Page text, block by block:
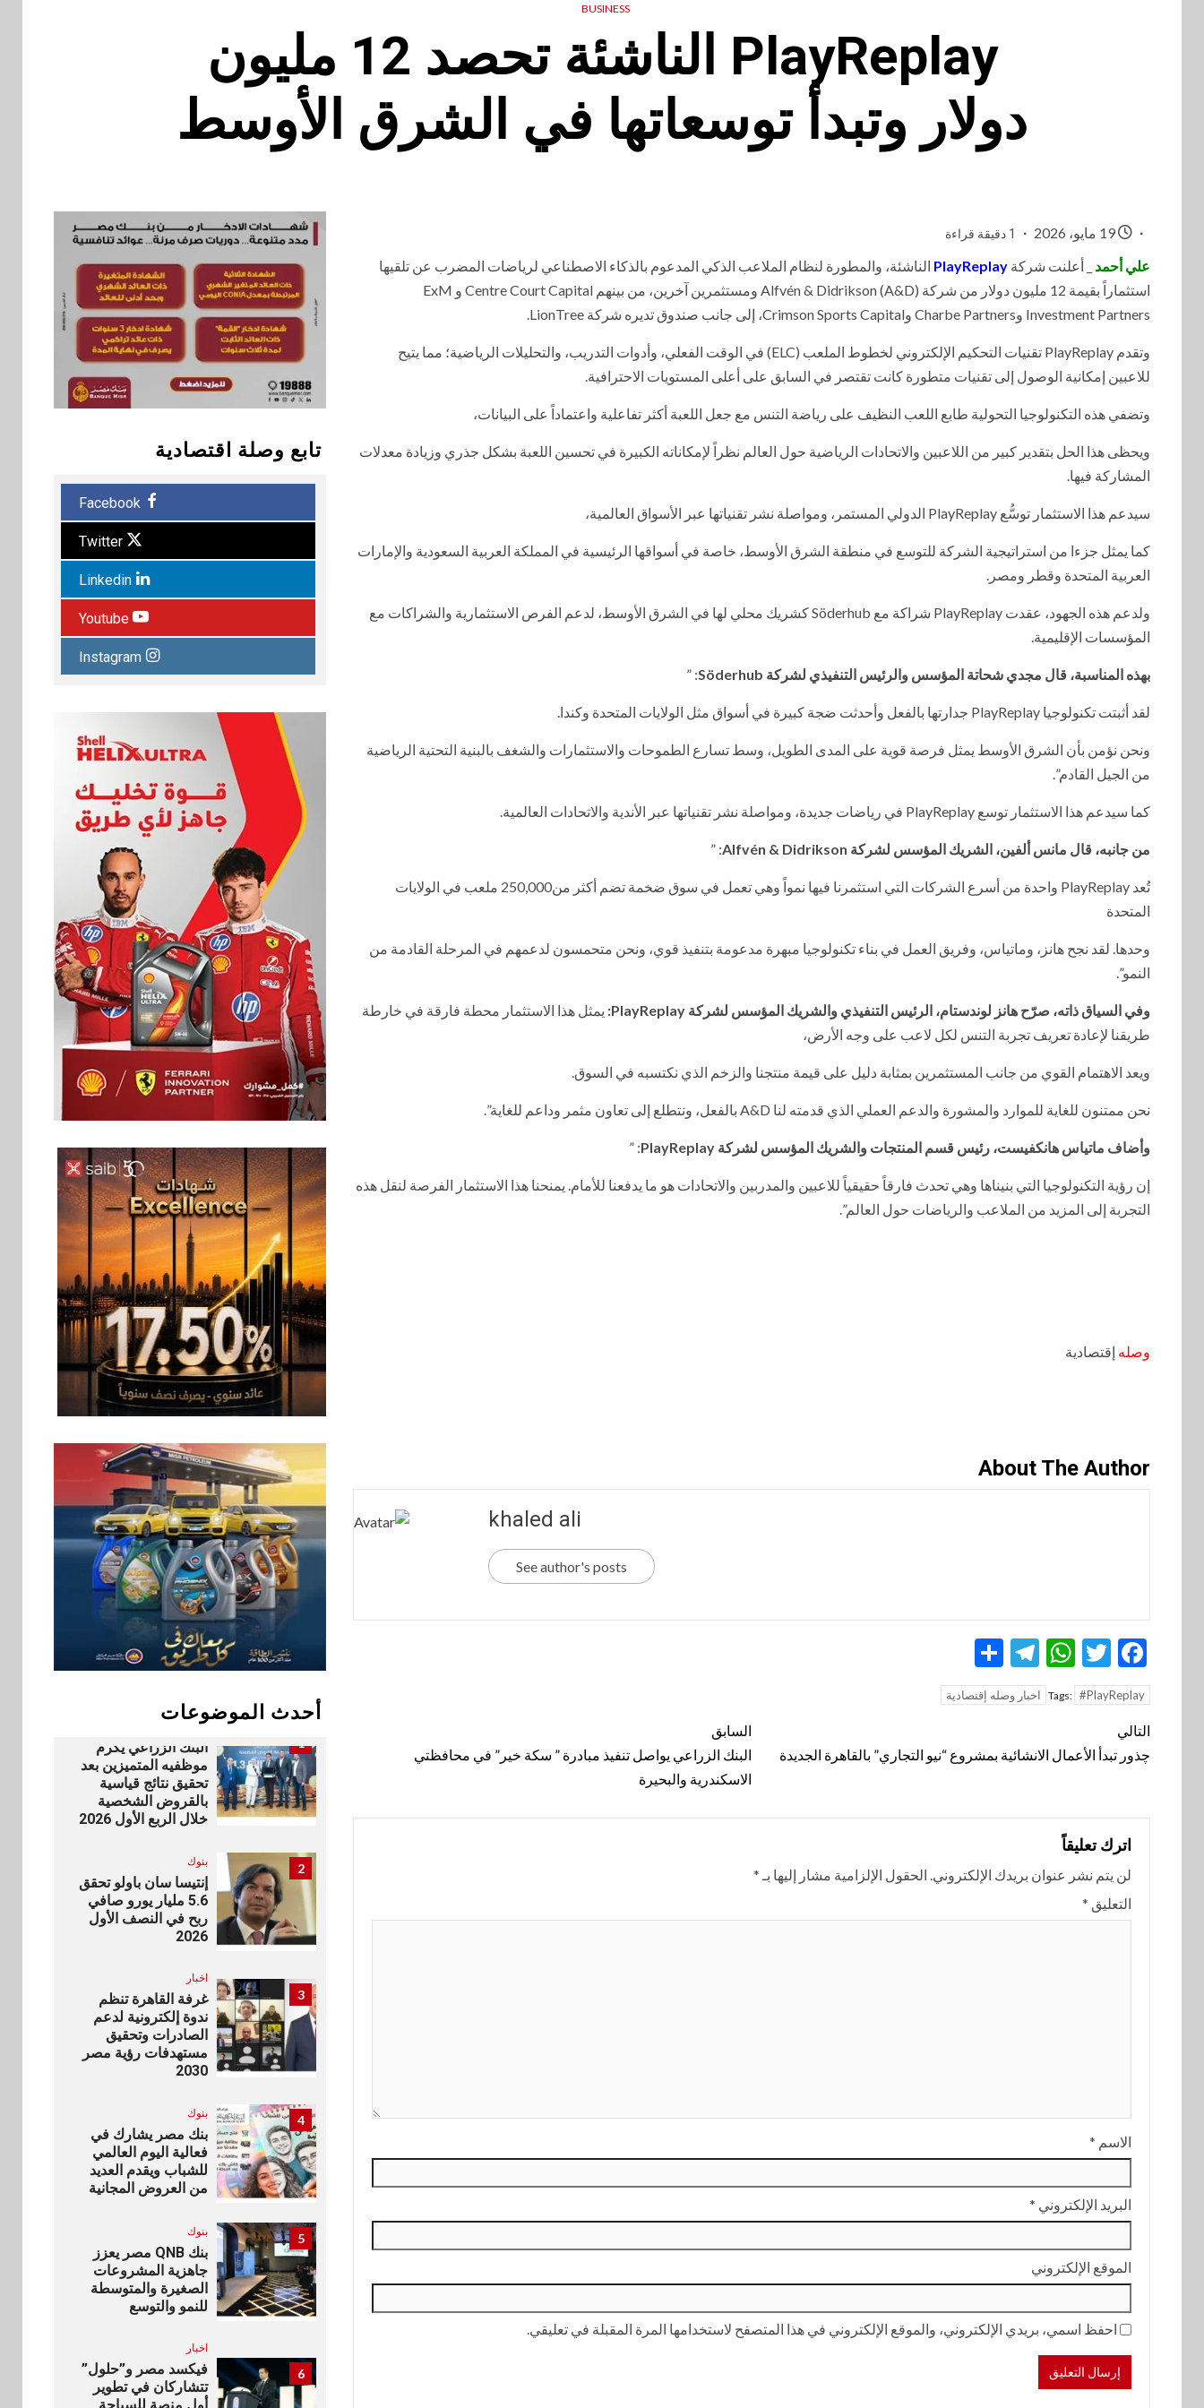
BUSINESS
PlayReplay الناشئة تحصد 12 مليون
دولار وتبدأ توسعاتها في الشرق الأوسط
1 دقيقة قراءة
علي أحمد _ أعلنت شركة PlayReplay الناشئة، والمطورة لنظام الملاعب الذكي المدعوم بالذكاء الاصطناعي لرياضات المضرب عن تلقيها
استثماراً بقيمة 12 مليون دولار من شركة Alfvén & Didrikson (A&D) ومستثمرين آخرين، من بينهم Centre Court Capital و ExM
Investment Partners وCharbe Partners وCrimson Sports Capital، إلى جانب صندوق تديره شركة LionTree.
وتقدم PlayReplay تقنيات التحكيم الإلكتروني لخطوط الملعب (ELC) في الوقت الفعلي، وأدوات التدريب، والتحليلات الرياضية؛ مما يتيح
للاعبين إمكانية الوصول إلى تقنيات متطورة كانت تقتصر في السابق على أعلى المستويات الاحترافية.
وتضفي هذه التكنولوجيا التحولية طابع اللعب النظيف على رياضة التنس مع جعل اللعبة أكثر تفاعلية واعتماداً على البيانات،
ويحظى هذا الحل بتقدير كبير من اللاعبين والاتحادات الرياضية حول العالم نظراً لإمكاناته الكبيرة في تحسين اللعبة بشكل جذري وزيادة معدلات
المشاركة فيها.
سيدعم هذا الاستثمار توسُّع PlayReplay الدولي المستمر، ومواصلة نشر تقنياتها عبر الأسواق العالمية،
كما يمثل جزءا من استراتيجية الشركة للتوسع في منطقة الشرق الأوسط، خاصة في أسواقها الرئيسية في المملكة العربية السعودية والإمارات
العربية المتحدة وقطر ومصر.
ولدعم هذه الجهود، عقدت PlayReplay شراكة مع Söderhub كشريك محلي لها في الشرق الأوسط، لدعم الفرص الاستثمارية والشراكات مع
المؤسسات الإقليمية.
بهذه المناسبة، قال مجدي شحاتة المؤسس والرئيس التنفيذي لشركة Söderhub : ”
لقد أثبتت تكنولوجيا PlayReplay جدارتها بالفعل وأحدثت ضجة كبيرة في أسواق مثل الولايات المتحدة وكندا.
ونحن نؤمن بأن الشرق الأوسط يمثل فرصة قوية على المدى الطويل، وسط تسارع الطموحات والاستثمارات والشغف بالبنية التحتية الرياضية
من الجيل القادم”.
كما سيدعم هذا الاستثمار توسع PlayReplay في رياضات جديدة، ومواصلة نشر تقنياتها عبر الأندية والاتحادات العالمية.
من جانبه، قال مانس ألفين، الشريك المؤسس لشركة Alfvén & Didrikson : ”
تُعد PlayReplay واحدة من أسرع الشركات التي استثمرنا فيها نمواً وهي تعمل في سوق ضخمة تضم أكثر من250,000 ملعب في الولايات
المتحدة
وحدها. لقد نجح هانز، وماتياس، وفريق العمل في بناء تكنولوجيا مبهرة مدعومة بتنفيذ قوي، ونحن متحمسون لدعمهم في المرحلة القادمة من
النمو”.
وفي السياق ذاته، صرّح هانز لوندستام، الرئيس التنفيذي والشريك المؤسس لشركة PlayReplay:
يمثل هذا الاستثمار محطة فارقة في خارطة
طريقنا لإعادة تعريف تجربة التنس لكل لاعب على وجه الأرض،
ويعد الاهتمام القوي من جانب المستثمرين بمثابة دليل على قيمة منتجنا والزخم الذي نكتسبه في السوق.
نحن ممتنون للغاية للموارد والمشورة والدعم العملي الذي قدمته لنا A&D بالفعل، ونتطلع إلى تعاون مثمر وداعم للغاية”.
وأضاف ماتياس هانكفيست، رئيس قسم المنتجات والشريك المؤسس لشركة PlayReplay : ”
إن رؤية التكنولوجيا التي بنيناها وهي تحدث فارقاً حقيقياً للاعبين والمدربين والاتحادات هو ما يدفعنا للأمام. يمنحنا هذا الاستثمار الفرصة لنقل هذه
التجربة إلى المزيد من الملاعب والرياضات حول العالم”.
وصله إقتصادية
About The Author
khaled ali
See author's posts
Facebook
Twitter
WhatsApp
Telegram
Tags: #PlayReplay اخبار وصله إقتصادية
تنقل
المقالة
السابق
البنك الزراعي يواصل تنفيذ مبادرة ” سكة خير” في محافظتي
الاسكندرية والبحيرة
التالي
چذور تبدأ الأعمال الانشائية بمشروع “نيو التجاري” بالقاهرة الجديدة
اترك تعليقاً
لن يتم نشر عنوان بريدك الإلكتروني. الحقول الإلزامية مشار إليها بـ *
التعليق *
الاسم *
البريد الإلكتروني *
الموقع الإلكتروني
احفظ اسمي، بريدي الإلكتروني، والموقع الإلكتروني في هذا المتصفح لاستخدامها المرة المقبلة في تعليقي.
تابع وصلة اقتصادية
Facebook
Twitter
Linkedin
Youtube
Instagram
أحدث الموضوعات
6
اخبار
تتشاركان في تطوير
أول منصة للسياحة
الصحية في مصر
والشرق الأوسط
وأفريقيا Tour4Cure
7 سوق وصلة
هواوي: هاتف nova 15
Max بطارية ضخمة
وتصميم متين جهازًا
مثاليًا للشباب
8
اقتصاد
إي اف چي فاينانس
تستعرض خطط نمو
«بلد» لتعزيز حضورها
المصريين بالخارج
اخبار
بيان توضيحي صادر عن
شركة ناتجاس
10 سوق وصلة
vivo تشعل المنافسة
في مصر مع إطلاق
Y500 المزود ببطارية
1
بنوك
البنك الزراعي يكرم
موظفيه المتميزين بعد
تحقيق نتائج قياسية
بالقروض الشخصية
خلال الربع الأول 2026
2 بنوك
إنتيسا سان باولو تحقق
5.6 مليار يورو صافي
ربح في النصف الأول
2026
3
اخبار
غرفة القاهرة تنظم
ندوة إلكترونية لدعم
الصادرات وتحقيق
مستهدفات رؤية مصر
2030
4 بنوك
بنك مصر يشارك في
فعالية اليوم العالمي
للشباب ويقدم العديد
من العروض المجانية
5 بنوك
بنك QNB مصر يعزز
جاهزية المشروعات
الصغيرة والمتوسطة
للنمو والتوسع
6
اخبار
فيكسد مصر و”حلول”
تتشاركان في تطوير